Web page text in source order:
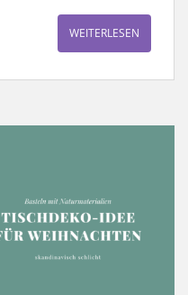
WEITERLESEN